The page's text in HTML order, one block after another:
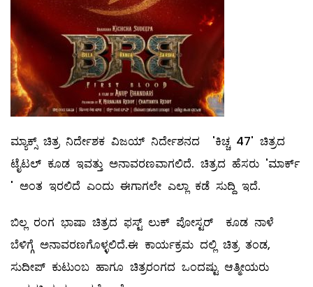
ಮ್ಯಾಕ್ಸ್ ಚಿತ್ರ ನಿರ್ದೇಶಕ ವಿಜಯ್ ನಿರ್ದೇಶನದ 'ಕಿಚ್ಚ 47' ಚಿತ್ರದ
ಟೈಟಲ್ ಕೂಡ ಇವತ್ತು ಅನಾವರಣವಾಗಲಿದೆ. ಚಿತ್ರದ ಹೆಸರು 'ಮಾರ್ಕ್
' ಅಂತ ಇರಲಿದೆ ಎಂದು ಈಗಾಗಲೇ ಎಲ್ಲಾ ಕಡೆ ಸುದ್ದಿ ಇದೆ.
ಬಿಲ್ಲ ರಂಗ ಭಾಷಾ ಚಿತ್ರದ ಫಸ್ಟ್ ಲುಕ್ ಪೋಸ್ಟರ್ ಕೂಡ ನಾಳೆ
ಬೆಳಿಗ್ಗೆ ಅನಾವರಣಗೊಳ್ಳಲಿದೆ.ಈ ಕಾರ್ಯಕ್ರಮ ದಲ್ಲಿ ಚಿತ್ರ ತಂಡ,
ಸುದೀಪ್ ಕುಟುಂಬ ಹಾಗೂ ಚಿತ್ರರಂಗದ ಒಂದಷ್ಟು ಆತ್ಮೀಯರು